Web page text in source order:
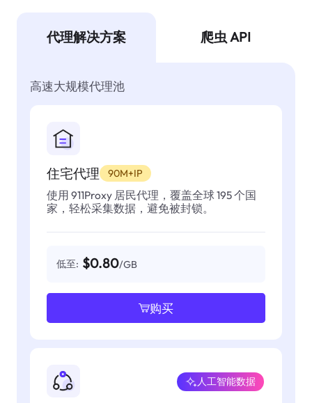
代理解决方案 爬虫 API
高速大规模代理池
住宅代理 90M+IP
使用 911Proxy 居民代理，覆盖全球 195 个国
家，轻松采集数据，避免被封锁。
低至: $0.80/GB
购买
人工智能数据